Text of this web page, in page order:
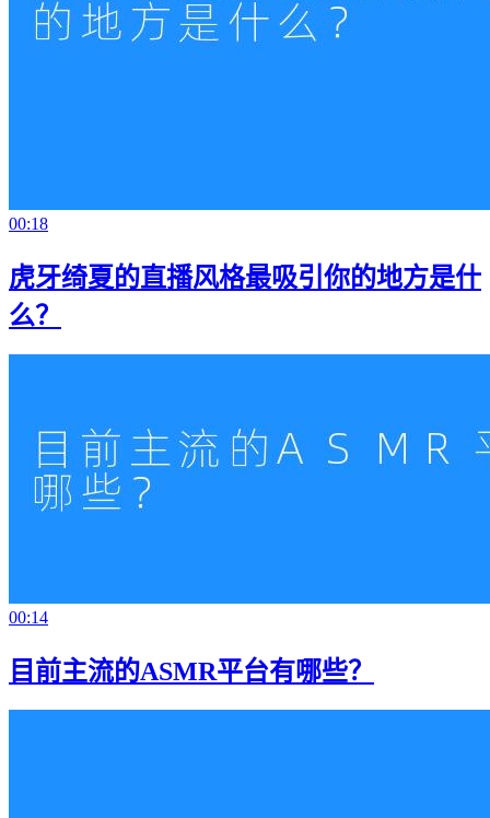
00:18
虎牙绮夏的直播风格最吸引你的地方是什
么？
00:14
目前主流的ASMR平台有哪些？